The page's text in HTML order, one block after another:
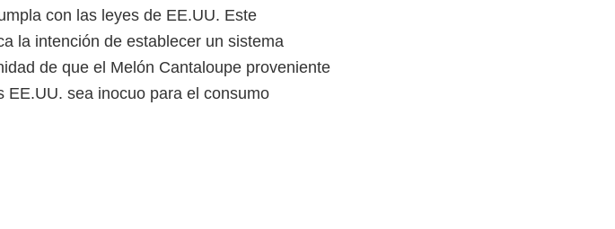
con las leyes de EE.UU. Este
la intención de establecer un sistema
de que el Melón Cantaloupe proveniente
sea inocuo para el consumo